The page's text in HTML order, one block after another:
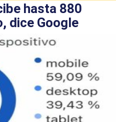
hasta 880
dice Google